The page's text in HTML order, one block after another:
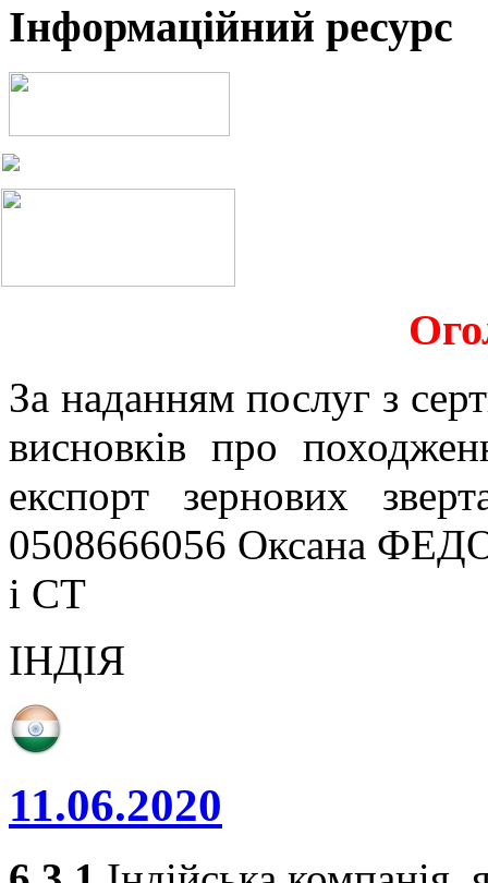
Інформаційний ресурс
За наданням послуг з
висновків про
експорт зернових
0508666056 Оксана
і СТ
ІНДІЯ
11.06.2020